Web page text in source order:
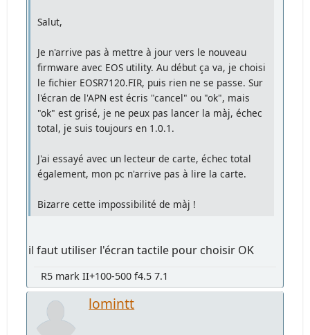
Salut,
Je n'arrive pas à mettre à jour vers le nouveau
firmware avec EOS utility. Au début ça va, je choisi
le fichier EOSR7120.FIR, puis rien ne se passe. Sur
l'écran de l'APN est écris "cancel" ou "ok", mais
"ok" est grisé, je ne peux pas lancer la màj, échec
total, je suis toujours en 1.0.1.
J'ai essayé avec un lecteur de carte, échec total
également, mon pc n'arrive pas à lire la carte.
Bizarre cette impossibilité de màj !
il faut utiliser l'écran tactile pour choisir OK
R5 mark II+100-500 f4.5 7.1
lomintt